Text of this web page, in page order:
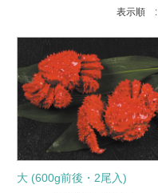
表示順 :
大 (600g前後・2尾入)